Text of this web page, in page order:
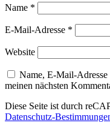
Name *
E-Mail-Adresse *
Website
Name, E-Mail-
meinen nächsten
Diese Seite ist durch
Datenschutz-